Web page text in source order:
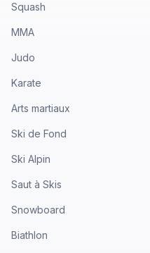
Squash
MMA
Judo
Karate
Arts martiaux
Ski de Fond
Ski Alpin
Saut à Skis
Snowboard
Biathlon